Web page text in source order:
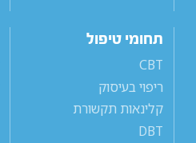
תחומי טיפול
CBT
ריפוי בעיסוק
קלינאות תקשורת
DBT